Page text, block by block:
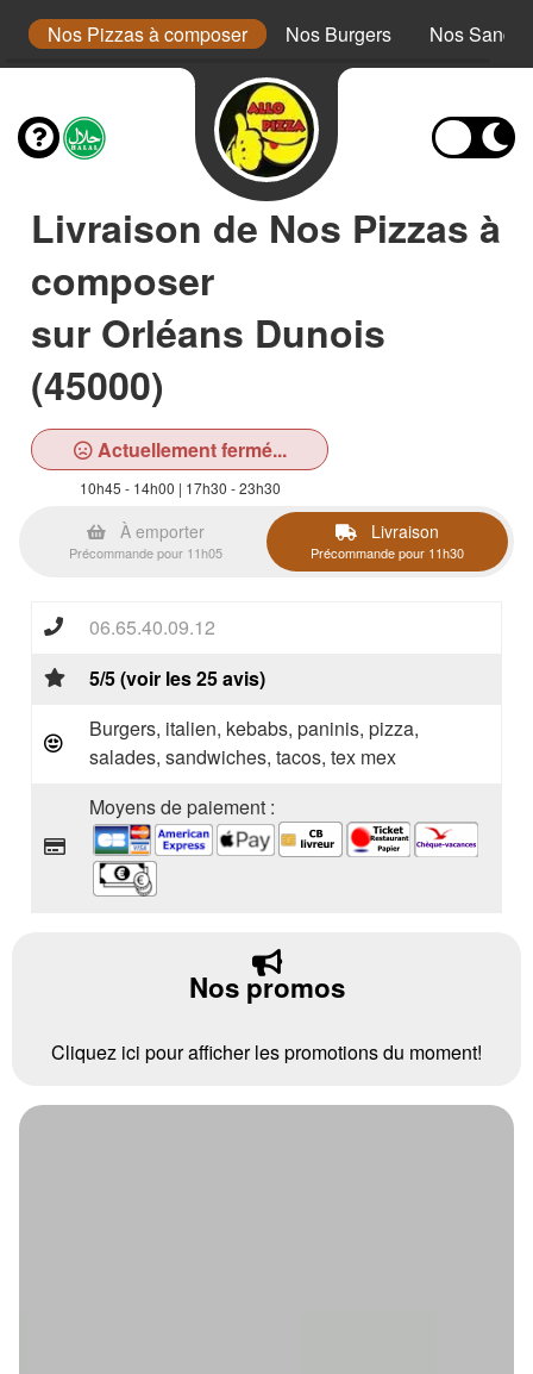
Nos Pizzas à composer Nos Burgers Nos
Livraison de Nos Pizzas à
composer
sur Orléans Dunois
(45000)
Actuellement fermé...
10h45 - 14h00 | 17h30 - 23h30
À emporter
Précommande pour 11h05
Livraison
Précommande pour 11h30
06.65.40.09.12
5/5 (voir les 25 avis)
Burgers, italien, kebabs, paninis, pizza,
salades, sandwiches, tacos, tex mex
Moyens de paiement :
Nos promos
Cliquez ici pour afficher les promotions du moment!